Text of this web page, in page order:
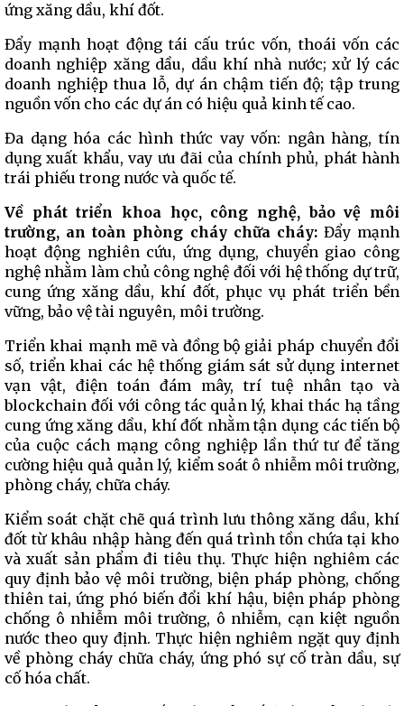
ứng xăng dầu, khí đốt.
Đẩy mạnh hoạt động tái cấu trúc vốn, thoái vốn các
doanh nghiệp xăng dầu, dầu khí nhà nước; xử lý các
doanh nghiệp thua lỗ, dự án chậm tiến độ; tập trung
nguồn vốn cho các dự án có hiệu quả kinh tế cao.
Đa dạng hóa các hình thức vay vốn: ngân hàng, tín
dụng xuất khẩu, vay ưu đãi của chính phủ, phát hành
trái phiếu trong nước và quốc tế.
Về phát triển khoa học, công nghệ, bảo vệ môi
trường, an toàn phòng cháy chữa cháy: Đẩy mạnh
hoạt động nghiên cứu, ứng dụng, chuyển giao công
nghệ nhằm làm chủ công nghệ đối với hệ thống dự trữ,
cung ứng xăng dầu, khí đốt, phục vụ phát triển bền
vững, bảo vệ tài nguyên, môi trường.
Triển khai mạnh mẽ và đồng bộ giải pháp chuyển đổi
số, triển khai các hệ thống giám sát sử dụng internet
vạn vật, điện toán đám mây, trí tuệ nhân tạo và
blockchain đối với công tác quản lý, khai thác hạ tầng
cung ứng xăng dầu, khí đốt nhằm tận dụng các tiến bộ
của cuộc cách mạng công nghiệp lần thứ tư để tăng
cường hiệu quả quản lý, kiểm soát ô nhiễm môi trường,
phòng cháy, chữa cháy.
Kiểm soát chặt chẽ quá trình lưu thông xăng dầu, khí
đốt từ khâu nhập hàng đến quá trình tồn chứa tại kho
và xuất sản phẩm đi tiêu thụ. Thực hiện nghiêm các
quy định bảo vệ môi trường, biện pháp phòng, chống
thiên tai, ứng phó biến đổi khí hậu, biện pháp phòng
chống ô nhiễm môi trường, ô nhiễm, cạn kiệt nguồn
nước theo quy định. Thực hiện nghiêm ngặt quy định
về phòng cháy chữa cháy, ứng phó sự cố tràn dầu, sự
cố hóa chất.